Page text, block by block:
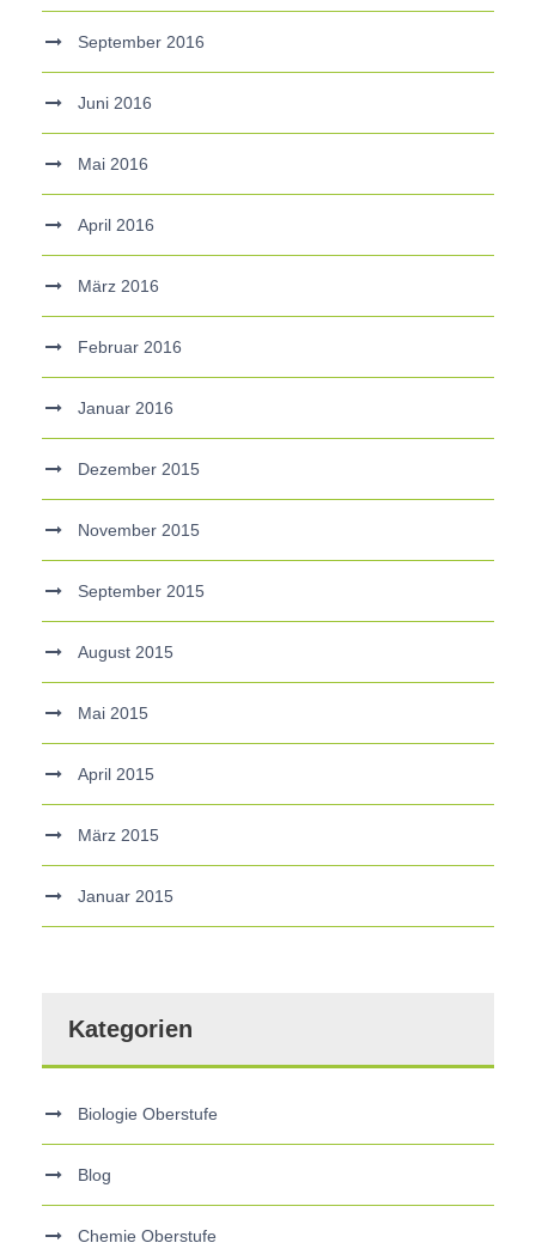
September 2016
Juni 2016
Mai 2016
April 2016
März 2016
Februar 2016
Januar 2016
Dezember 2015
November 2015
September 2015
August 2015
Mai 2015
April 2015
März 2015
Januar 2015
Kategorien
Biologie Oberstufe
Blog
Chemie Oberstufe